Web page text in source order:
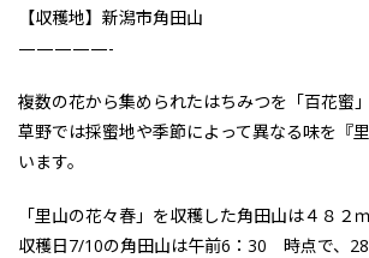
【収穫地】新潟市角田山
—————-
複数の花から集められたはちみつを「百花蜜
草野では採蜜地や季節によって異なる味を『
います。
「里山の花々春」を収穫した角田山は４８２
収穫日7/10の角田山は午前6：30 時点で、